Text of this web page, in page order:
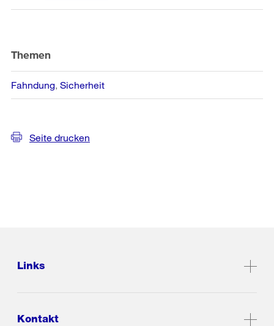
Themen
Fahndung Sicherheit
Seite drucken
Links
Kontakt